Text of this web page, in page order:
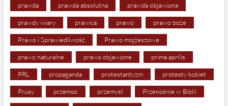
prawda prawda absolutna prawda objawiona
prawdy wiary prawica prawo prawo boże
Prawo i Sprawiedliwość Prawo mojżeszowe
prawo naturalne prawo objawione prima aprilis
PRL propaganda protestantyzm protesty kobiet
Prusy przemoc przemysł Przenośnie w Biblii